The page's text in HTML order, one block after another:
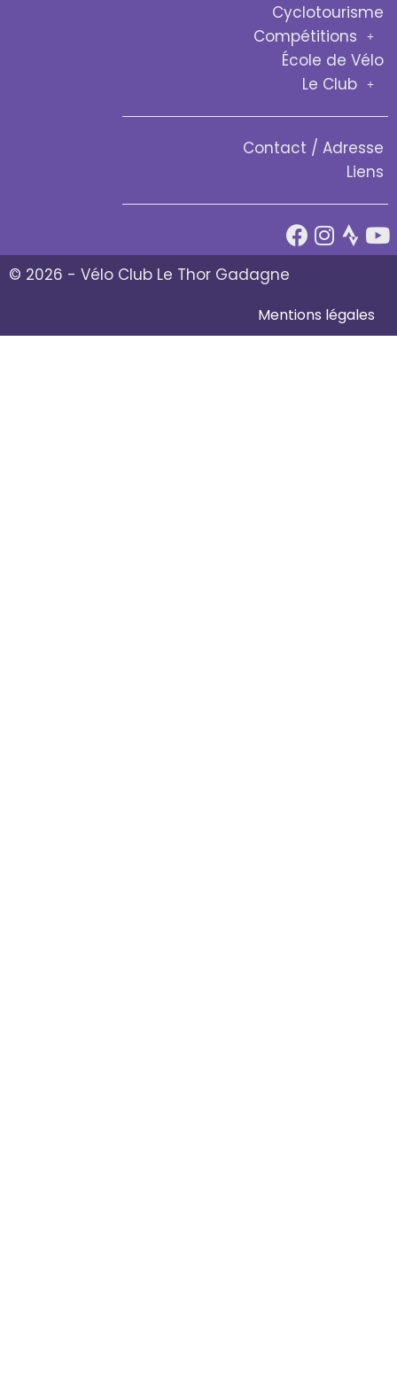
Cyclotourisme
Compétitions
École de Vélo
Le Club
Contact / Adresse
Liens
© 2026 - Vélo Club Le Thor Gadagne
Mentions légales